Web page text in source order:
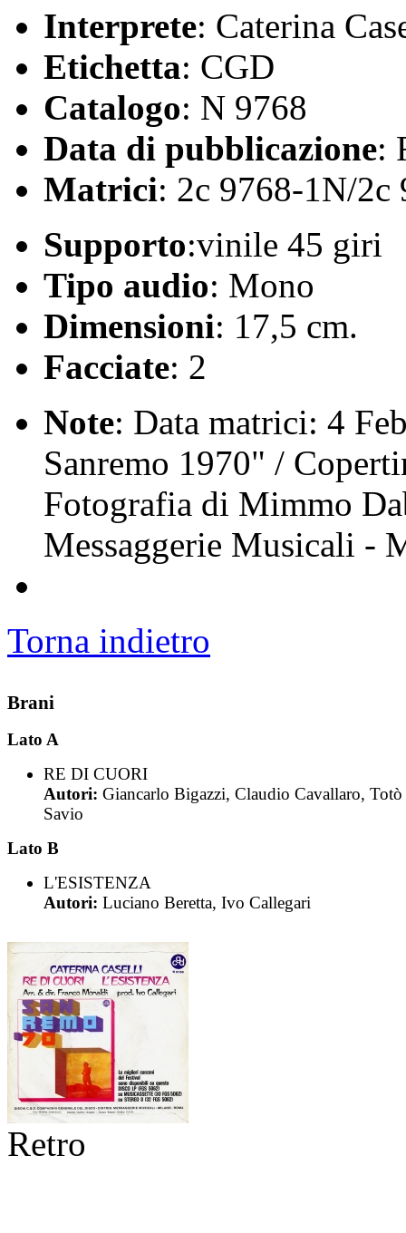
Interprete: Caterina
Etichetta: CGD
Catalogo: N 9768
Data di pubblicazione:
Matrici: 2c 9768-1N/2c
Supporto:vinile 45 giri
Tipo audio: Mono
Dimensioni: 17,5 cm.
Facciate: 2
Note: Data matrici: 4
Sanremo 1970" /
Fotografia di Mimmo
Messaggerie Musicali -
Torna indietro
Brani
Lato A
RE DI CUORI
Autori: Giancarlo Bigazzi, Claudio Cavallaro, Totò
Savio
Lato B
L'ESISTENZA
Autori: Luciano Beretta, Ivo Callegari
Retro